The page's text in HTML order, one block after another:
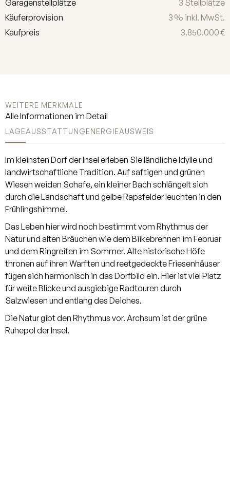
unterstreicht den besonderen
Wohnkomfort. Ergänzt wird das
Untergeschosses wurden
hochwertige Natursteinböden aus
Limestone verlegt. Die übrigen Räume
Landhausdielen ausgestattet. Mit
Ausnahme des Spitzbodens verfügen
sämtliche Räume über eine
Fußbodenheizung. In den Bädern
sorgen zusätzliche
Handtuchheizkörper für zusätzlichen
Komfort. Das Obergeschoss
beherbergt zwei großzügige
Schlafzimmer sowie zwei stilvoll
ausgestattete Badezimmer, darunter
ein en-suite Bad. Eine attraktive
Nische am Giebelfenster bietet Platz
für einen kleinen Arbeitsbereich oder
eine gemütliche Leseecke.
Maßgefertigte Tischlereinbauten in
Garagen­stellplätze
3 Stellplätze
Käufer­provision
3 % inkl. MwSt.
Kaufpreis
3.850.000 €
WEITERE MERKMALE
Alle Informationen im Detail
LAGEAUSSTATTUNGENERGIEAUSWEIS
Im kleinsten Dorf der Insel erleben Sie ländliche Idylle und
landwirtschaftliche Tradition. Auf saftigen und grünen
Wiesen weiden Schafe, ein kleiner Bach schlängelt sich
durch die Landschaft und gelbe Rapsfelder leuchten in den
Frühlingshimmel.
Das Leben hier wird noch bestimmt vom Rhythmus der
Natur und alten Bräuchen wie dem Biikebrennen im Februar
und dem Ringreiten im Sommer. Alte historische Höfe
thronen auf ihren Warften und reetgedeckte Friesenhäuser
fügen sich harmonisch in das Dorfbild ein. Hier ist viel Platz
für weite Blicke und ausgiebige Radtouren durch
Salzwiesen und entlang des Deiches.
Die Natur gibt den Rhythmus vor. Archsum ist der grüne
Ruhepol der Insel.